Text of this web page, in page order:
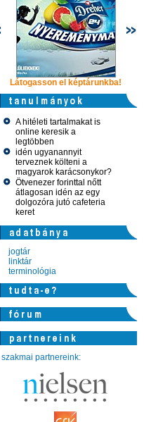
Látogasson el képtárunkba!
A hitéleti tartalmakat is
online keresik a
legtöbben
idén ugyanannyit
terveznek költeni a
magyarok karácsonykor?
Ötvenezer forinttal nőtt
átlagosan idén az egy
dolgozóra jutó cafeteria
keret
jogtár
linktár
terminológia
szakmai partnereink: